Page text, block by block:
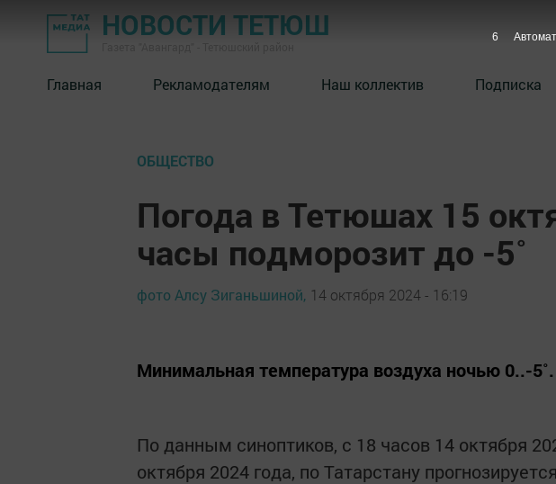
НОВОСТИ ТЕТЮШ
Главная Рекламодателям Наш коллектив Подписка
ОБЩЕСТВО
Погода в Тетюшах 15
часы подморозит до -5˚
фото Алсу Зиганьшиной, 14 октября 2024 - 16:19
Минимальная температура воздуха ночью 0..-5˚.
По данным синоптиков, с 18 часов 14 октября
октября 2024 года, по Татарстану
5